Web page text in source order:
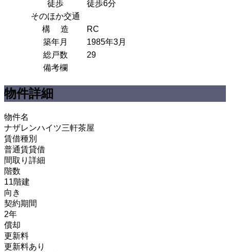
徒歩
徒歩6分
そのほか交通
構 造
RC
築年月
1985年3月
総戸数
29
備考欄
物件詳細
物件名
ナザレンハイツ三軒茶屋
賃借種別
普通賃貸借
間取り詳細
階数
11階建
向き
契約期間
2年
償却
更新料
更新料あり